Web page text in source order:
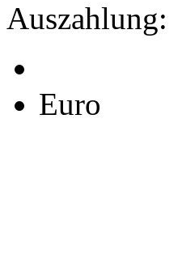
Auszahlung:
Euro